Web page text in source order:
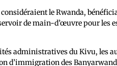
considéraient le Rwanda,
de main-d’œuvre pour les
administratives du Kivu, les
d’immigration des